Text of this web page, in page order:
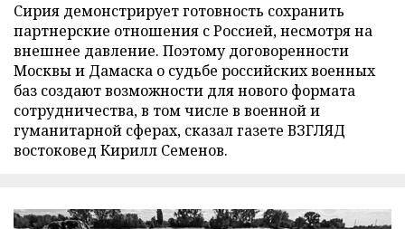
Сирия демонстрирует готовность сохранить
партнерские отношения с Россией, несмотря на
внешнее давление. Поэтому договоренности
Москвы и Дамаска о судьбе российских военных
баз создают возможности для нового формата
сотрудничества, в том числе в военной и
гуманитарной сферах, сказал газете ВЗГЛЯД
востоковед Кирилл Семенов.